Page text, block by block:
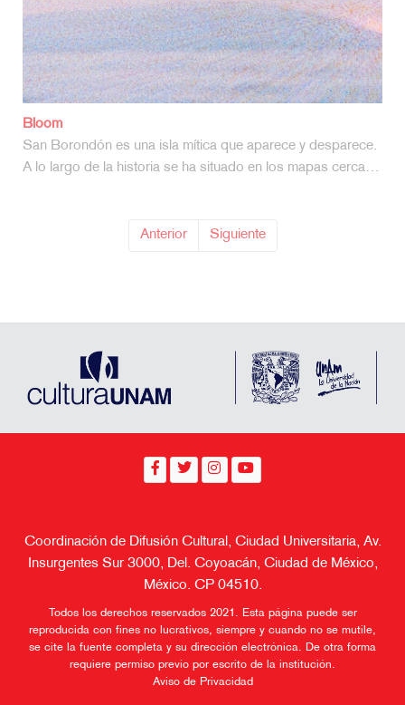
Coordinación de Difusión Cultural, Ciudad Universitaria, Av.
Insurgentes Sur 3000, Del. Coyoacán, Ciudad de México,
México. CP 04510.
se cite la fuente completa y su dirección electrónica. De otra forma
requiere permiso previo por escrito de la institución.